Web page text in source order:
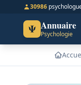
30986
Ψ Annuaire
Psychologie